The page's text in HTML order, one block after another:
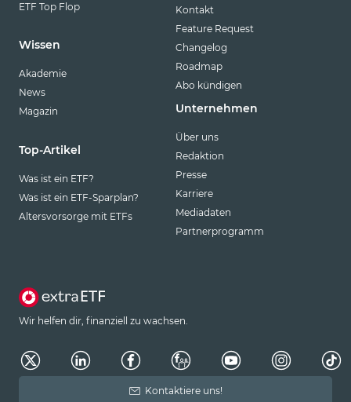
ETF Top Flop
Wissen
Akademie
News
Magazin
Top-Artikel
Was ist ein ETF?
Was ist ein ETF-Sparplan?
Altersvorsorge mit ETFs
Kontakt
Feature Request
Changelog
Roadmap
Abo kündigen
Unternehmen
Über uns
Redaktion
Presse
Karriere
Mediadaten
Partnerprogramm
Wir helfen dir, finanziell zu wachsen.
Kontaktiere uns!